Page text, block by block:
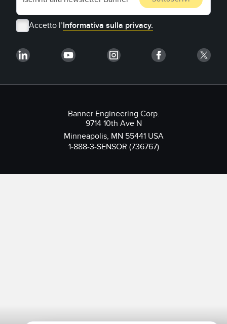
Accetto l’Informativa sulla privacy.
Banner Engineering Corp.
9714 10th Ave N
Minneapolis, MN 55441 USA
1-888-3-SENSOR (736767)